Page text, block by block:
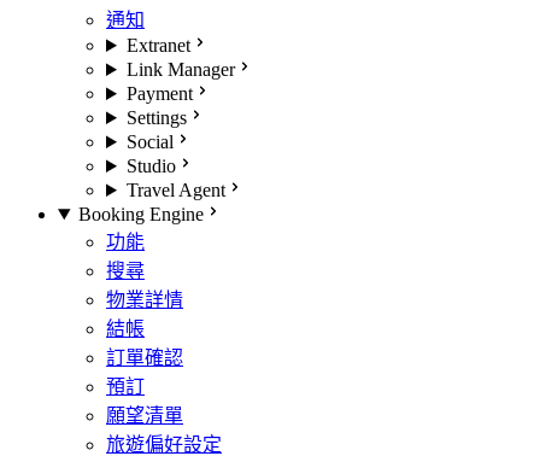
通知
Extranet
Link Manager
Payment
Settings
Social
Studio
Travel Agent
Booking Engine
功能
搜尋
物業詳情
結帳
訂單確認
預訂
願望清單
旅遊偏好設定